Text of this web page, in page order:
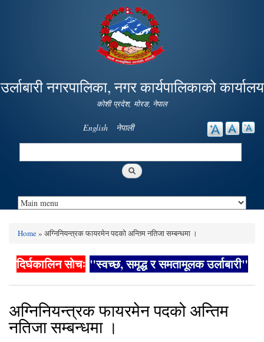
Skip to
main
content
उर्लाबारी नगरपालिका, नगर कार्यपालिकाको कार्यालय
कोशी प्रदेश, माेरङ, नेपाल
English नेपाली
Search
Home» अग्निनियन्त्रक फायरमेन पदको अन्तिम नतिजा सम्बन्धमा ।
दिर्घकालिन सोचः "स्वच्छ, समृद्ध र समतामूलक उर्लाबारी"
अग्निनियन्त्रक फायरमेन पदको अन्तिम
नतिजा सम्बन्धमा ।